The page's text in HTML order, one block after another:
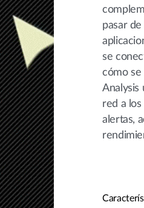
pasar
se
cómo se
Analysis
red a
alertas,